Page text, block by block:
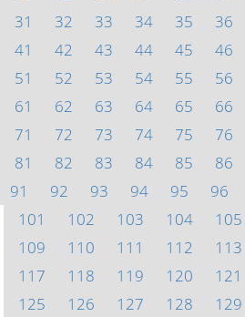
31
32 33 34 35 36
41
42 43 44 45 46
51
52 53 54 55 56
61
62 63 64 65 66
71
72 73 74 75 76
81
82 83 84 85 86
91
92 93 94 95 96
101
102 103 104 105
109
110 111 112 113
117
118 119 120 121
125
126 127 128 129